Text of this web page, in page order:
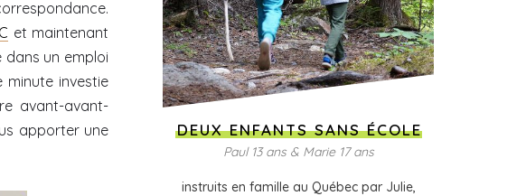
et maintenant
dans un emploi
investie
avant-avant-
apporter une
DEUX ENFANTS SANS ÉCOLE
Paul 13 ans & Marie 17 ans
instruits en famille au Québec par Julie,